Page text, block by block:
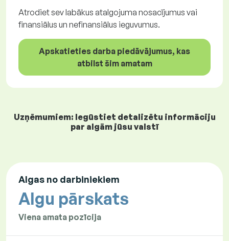
Atrodiet sev labākus atalgojuma nosacījumus vai
finansiālus un nefinansiālus ieguvumus.
Apskatieties darba piedāvājumus, kas
atbilst šim amatam
Uzņēmumiem: Iegūstiet detalizētu informāciju
par algām jūsu valstī
Algas no darbiniekiem
Algu pārskats
Viena amata pozīcija